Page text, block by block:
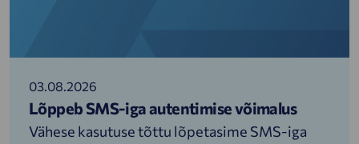
03.08.2026
Lõppeb SMS-iga autentimise võimalus
Vähese kasutuse tõttu lõpetasime SMS-iga